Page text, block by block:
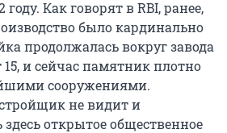
Как говорят в RBI, ранее,
было кардинально
продолжалась вокруг завода
и сейчас памятник плотно
сооружениями.
не видит и
здесь открытое общественное